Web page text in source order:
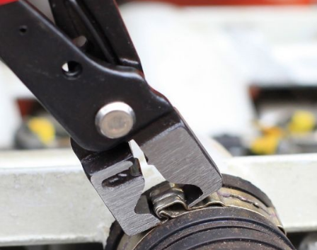
ADAS（7）
オプション品（17）
TPMS（4）
その他（9）
スモークテスター（4）
安定化電源ユニット（8）
バッテリーテスター（4）
古い車両用診断テスター（10）
バイク用診断テスター（7）
LASER（39）
ドイツ車（211）
イタリア/フランス車（27）
イギリス車（23）
アメリカ車（15）
スウェーデン車（20）
その他（8）
アメリカ車（60）
スウェーデン車（45）
日本車（40）
ロシア（8）
ブレーキキャリパーリペアキット（368）
コントロールユニット初期化（3）
イモビライザーOFF（1）
その他（6）